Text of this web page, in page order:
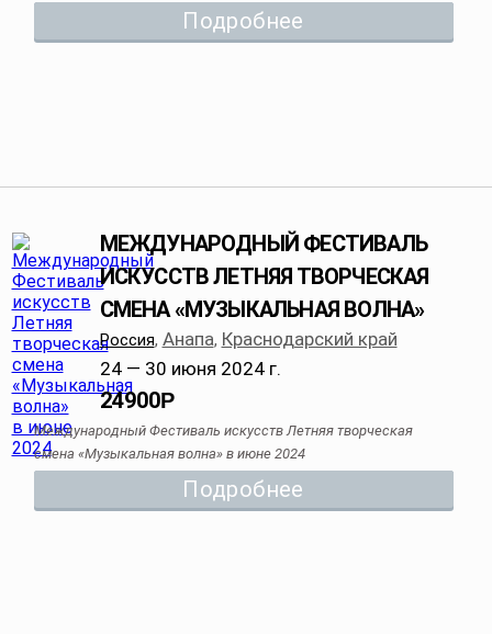
Подробнее
МЕЖДУНАРОДНЫЙ ФЕСТИВАЛЬ
ИСКУССТВ ЛЕТНЯЯ ТВОРЧЕСКАЯ
СМЕНА «МУЗЫКАЛЬНАЯ ВОЛНА»
Россия, Анапа, Краснодарский край
24 — 30 июня 2024 г.
24900Р
Международный Фестиваль искусств Летняя творческая
смена «Музыкальная волна» в июне 2024
Подробнее